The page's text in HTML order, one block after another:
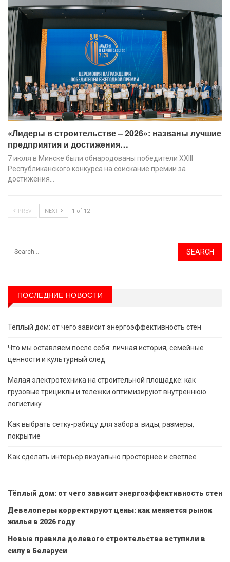
«Лидеры в строительстве – 2026»: названы лучшие
предприятия и достижения…
7 июля в Минске были обнародованы победители XХIII
Республиканского конкурса на соискание премии за
достижения…
PREV NEXT 1 of 12
ПОСЛЕДНИЕ НОВОСТИ
Тёплый дом: от чего зависит энергоэффективность стен
Что мы оставляем после себя: личная история, семейные
ценности и культурный след
Малая электротехника на строительной площадке: как
грузовые трициклы и тележки оптимизируют внутреннюю
логистику
Как выбрать сетку-рабицу для забора: виды, размеры,
покрытие
Как сделать интерьер визуально просторнее и светлее
Тёплый дом: от чего зависит энергоэффективность стен
Девелоперы корректируют цены: как меняется рынок
жилья в 2026 году
Новые правила долевого строительства вступили в
силу в Беларуси